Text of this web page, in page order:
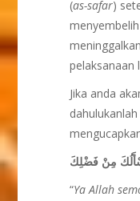
(as-safar)
Jika anda
مِنْ فَضْلِكَ
“Ya Allah